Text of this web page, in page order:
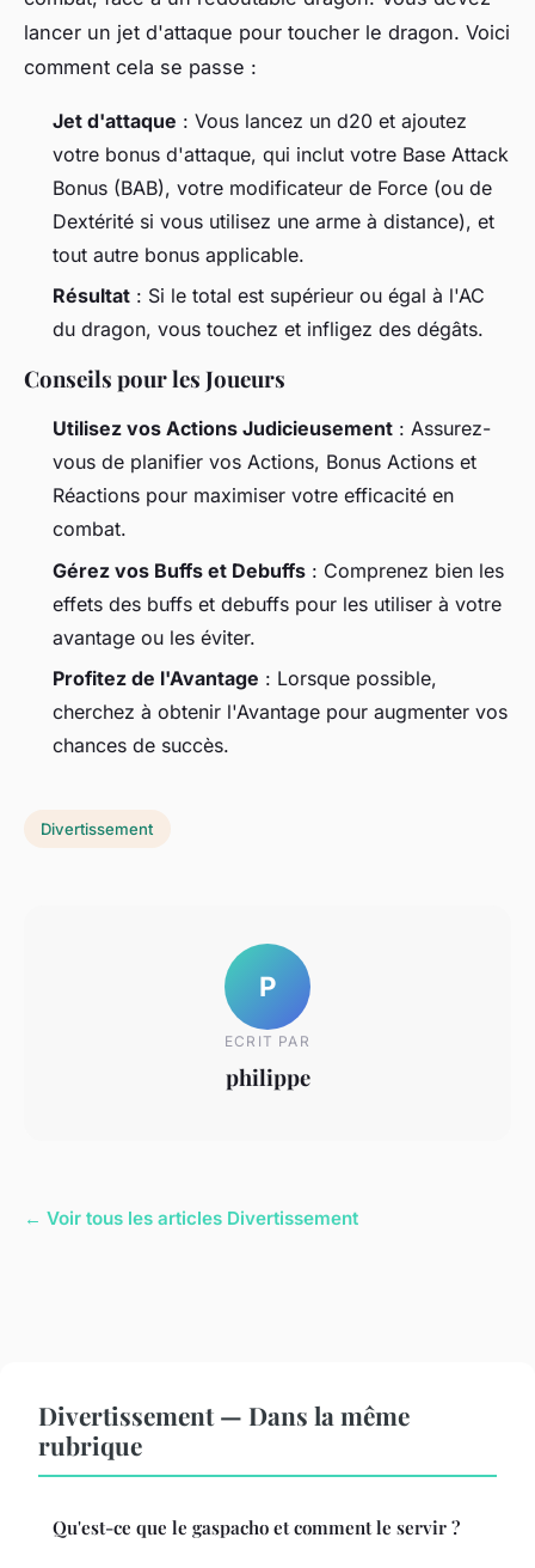
lancer un jet d'attaque pour toucher le dragon. Voici
comment cela se passe :
Jet d'attaque : Vous lancez un d20 et ajoutez
votre bonus d'attaque, qui inclut votre Base Attack
Bonus (BAB), votre modificateur de Force (ou de
Dextérité si vous utilisez une arme à distance), et
tout autre bonus applicable.
Résultat : Si le total est supérieur ou égal à l'AC
du dragon, vous touchez et infligez des dégâts.
Conseils pour les Joueurs
Utilisez vos Actions Judicieusement : Assurez-
vous de planifier vos Actions, Bonus Actions et
Réactions pour maximiser votre efficacité en
combat.
Gérez vos Buffs et Debuffs : Comprenez bien les
effets des buffs et debuffs pour les utiliser à votre
avantage ou les éviter.
Profitez de l'Avantage : Lorsque possible,
cherchez à obtenir l'Avantage pour augmenter vos
chances de succès.
Divertissement
P
ECRIT PAR
philippe
← Voir tous les articles Divertissement
Divertissement — Dans la même
rubrique
Qu'est-ce que le gaspacho et comment le servir ?